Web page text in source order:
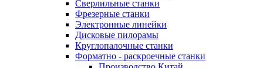
Сверлильные станки
Фрезерные станки
Электронные линейки
Дисковые пилорамы
Круглопалочные станки
Форматно - раскроечные станки